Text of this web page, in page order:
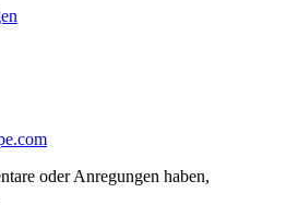
oder Anregungen haben,